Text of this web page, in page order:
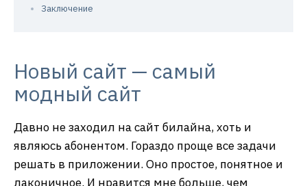
Заключение
Новый сайт — самый
модный сайт
Давно не заходил на сайт билайна, хоть и
являюсь абонентом. Гораздо проще все задачи
решать в приложении. Оно простое, понятное и
лаконичное. И нравится мне больше, чем